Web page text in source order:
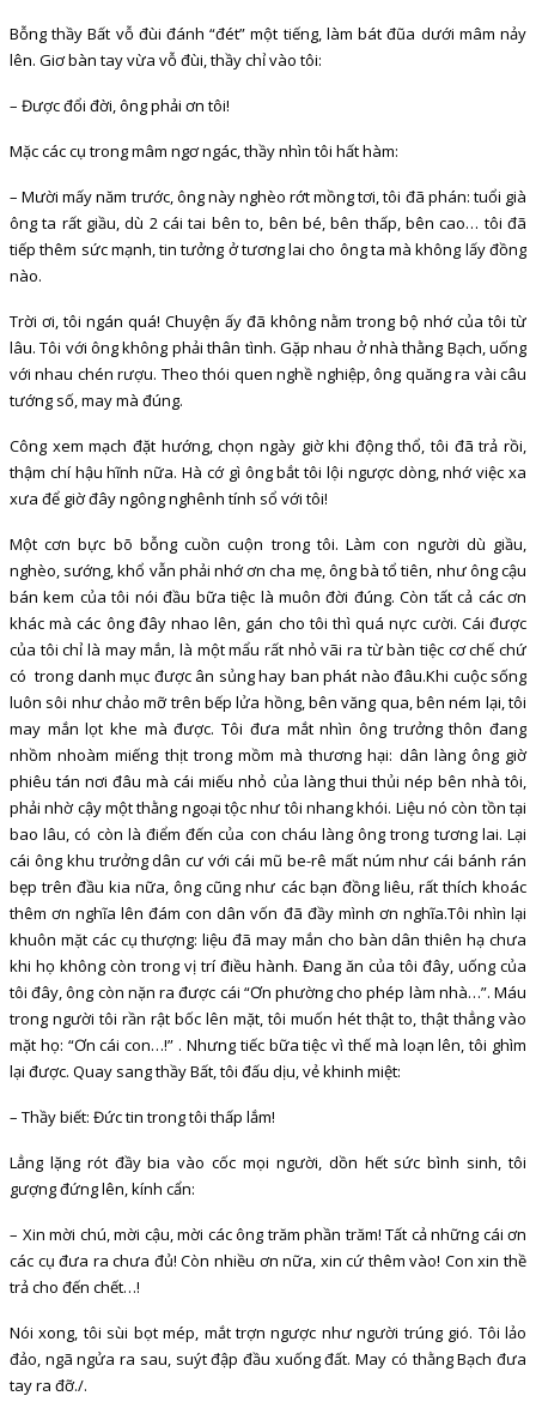
Bỗng thầy Bất vỗ đùi đánh “đét” một tiếng, làm bát đũa dưới mâm nảy
lên. Giơ bàn tay vừa vỗ đùi, thầy chỉ vào tôi:
– Được đổi đời, ông phải ơn tôi!
Mặc các cụ trong mâm ngơ ngác, thầy nhìn tôi hất hàm:
– Mười mấy năm trước, ông này nghèo rớt mồng tơi, tôi đã phán: tuổi già
ông ta rất giầu, dù 2 cái tai bên to, bên bé, bên thấp, bên cao… tôi đã
tiếp thêm sức mạnh, tin tưởng ở tương lai cho ông ta mà không lấy đồng
nào.
Trời ơi, tôi ngán quá! Chuyện ấy đã không nằm trong bộ nhớ của tôi từ
lâu. Tôi với ông không phải thân tình. Gặp nhau ở nhà thằng Bạch, uống
với nhau chén rượu. Theo thói quen nghề nghiệp, ông quăng ra vài câu
tướng số, may mà đúng.
Công xem mạch đặt hướng, chọn ngày giờ khi động thổ, tôi đã trả rồi,
thậm chí hậu hĩnh nữa. Hà cớ gì ông bắt tôi lội ngược dòng, nhớ việc xa
xưa để giờ đây ngông nghênh tính sổ với tôi!
Một cơn bực bõ bỗng cuồn cuộn trong tôi. Làm con người dù giầu,
nghèo, sướng, khổ vẫn phải nhớ ơn cha mẹ, ông bà tổ tiên, như ông cậu
bán kem của tôi nói đầu bữa tiệc là muôn đời đúng. Còn tất cả các ơn
khác mà các ông đây nhao lên, gán cho tôi thì quá nực cười. Cái được
của tôi chỉ là may mắn, là một mẩu rất nhỏ vãi ra từ bàn tiệc cơ chế chứ
có trong danh mục được ân sủng hay ban phát nào đâu.Khi cuộc sống
luôn sôi như chảo mỡ trên bếp lửa hồng, bên văng qua, bên ném lại, tôi
may mắn lọt khe mà được. Tôi đưa mắt nhìn ông trưởng thôn đang
nhồm nhoàm miếng thịt trong mồm mà thương hại: dân làng ông giờ
phiêu tán nơi đâu mà cái miếu nhỏ của làng thui thủi nép bên nhà tôi,
phải nhờ cậy một thằng ngoại tộc như tôi nhang khói. Liệu nó còn tồn tại
bao lâu, có còn là điểm đến của con cháu làng ông trong tương lai. Lại
cái ông khu trưởng dân cư với cái mũ be-rê mất núm như cái bánh rán
bẹp trên đầu kia nữa, ông cũng như các bạn đồng liêu, rất thích khoác
thêm ơn nghĩa lên đám con dân vốn đã đầy mình ơn nghĩa.Tôi nhìn lại
khuôn mặt các cụ thượng: liệu đã may mắn cho bàn dân thiên hạ chưa
khi họ không còn trong vị trí điều hành. Đang ăn của tôi đây, uống của
tôi đây, ông còn nặn ra được cái “Ơn phường cho phép làm nhà…”. Máu
trong người tôi rần rật bốc lên mặt, tôi muốn hét thật to, thật thẳng vào
mặt họ: “Ơn cái con…!” . Nhưng tiếc bữa tiệc vì thế mà loạn lên, tôi ghìm
lại được. Quay sang thầy Bất, tôi đấu dịu, vẻ khinh miệt:
– Thầy biết: Đức tin trong tôi thấp lắm!
Lẳng lặng rót đầy bia vào cốc mọi người, dồn hết sức bình sinh, tôi
gượng đứng lên, kính cẩn:
– Xin mời chú, mời cậu, mời các ông trăm phần trăm! Tất cả những cái ơn
các cụ đưa ra chưa đủ! Còn nhiều ơn nữa, xin cứ thêm vào! Con xin thề
trả cho đến chết…!
Nói xong, tôi sùi bọt mép, mắt trợn ngược như người trúng gió. Tôi lảo
đảo, ngã ngửa ra sau, suýt đập đầu xuống đất. May có thằng Bạch đưa
tay ra đỡ./.